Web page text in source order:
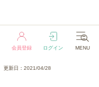
会員登録 ログイン MENU
更新日：2021/04/28